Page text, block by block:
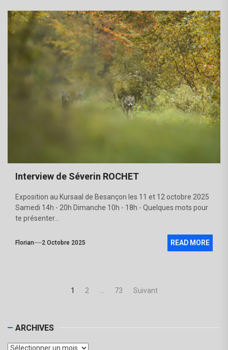
Interview de Séverin ROCHET
Exposition au Kursaal de Besançon les 11 et 12 octobre 2025
Samedi 14h - 20h Dimanche 10h - 18h - Quelques mots pour
te présenter...
Florian 2 Octobre 2025 READ MORE
1 2 … 73 Suivant
ARCHIVES